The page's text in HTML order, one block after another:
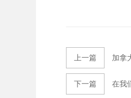
上一篇 加拿
下一篇 在我